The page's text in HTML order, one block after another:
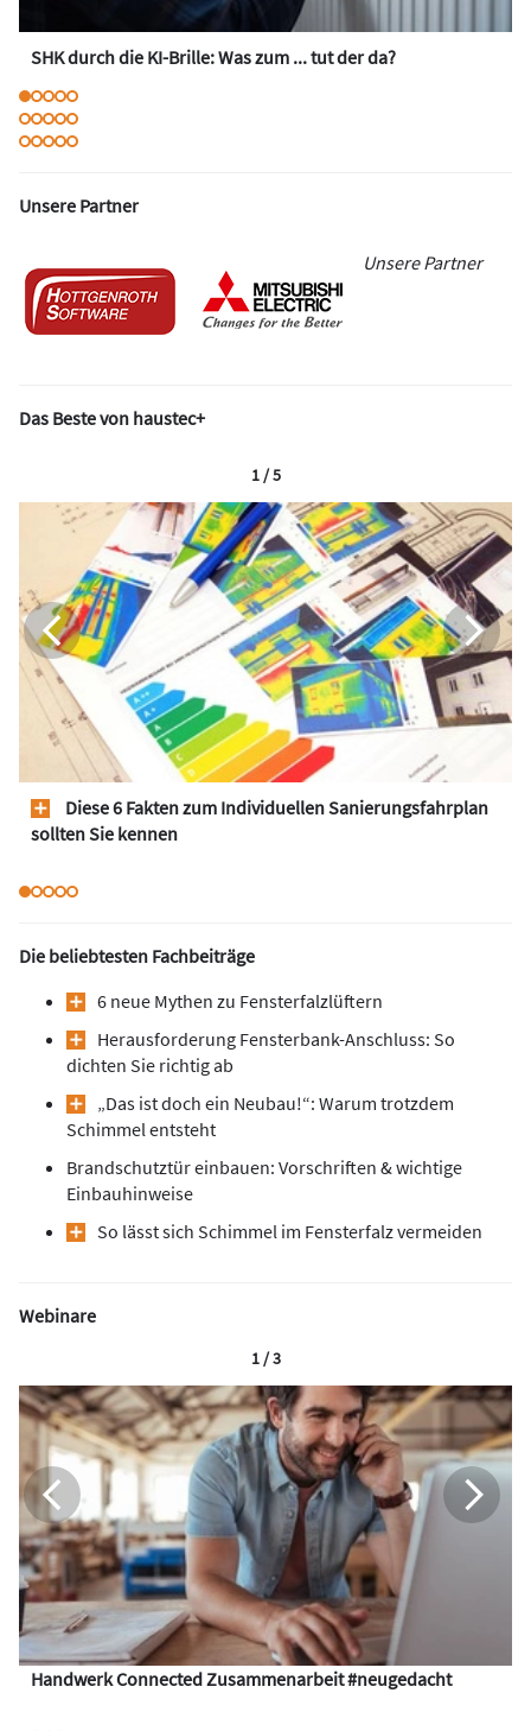
SHK durch die KI-Brille: Was zum ... tut der da?
Unsere Partner
Unsere Partner
Das Beste von haustec+
Diese 6 Fakten zum Individuellen Sanierungsfahrplan
sollten Sie kennen
1 / 5
Die beliebtesten Fachbeiträge
6 neue Mythen zu Fensterfalzlüftern
Herausforderung Fensterbank-Anschluss: So
dichten Sie richtig ab
„Das ist doch ein Neubau!“: Warum trotzdem
Schimmel entsteht
Brandschutztür einbauen: Vorschriften & wichtige
Einbauhinweise
So lässt sich Schimmel im Fensterfalz vermeiden
Webinare
Handwerk Connected Zusammenarbeit #neugedacht
1 / 3